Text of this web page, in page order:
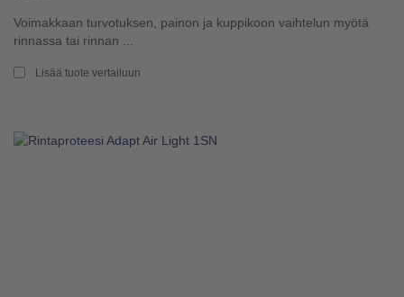
Voimakkaan turvotuksen, painon ja kuppikoon vaihtelun myötä
rinnassa tai rinnan ...
Lisää tuote vertailuun